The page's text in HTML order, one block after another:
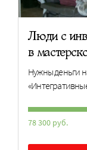
Люди с
в
Нужны деньги
78 300 руб.